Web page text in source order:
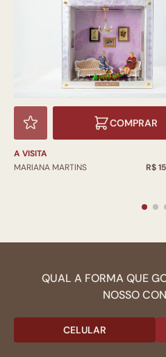
COMPRAR
A VISITA
MARIANA MARTINS
R$
QUAL A FORMA QUE
NOSSO
CELULAR